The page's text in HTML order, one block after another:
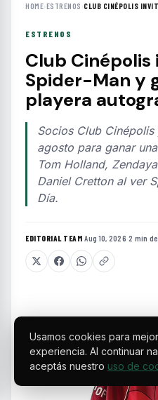
HOME›ESTRENOS ›CLUB CINÉPOLIS
ESTRENOS
Club
Spider-Man y
playera
Socios Club
agosto para ganar
Tom Holland,
Daniel Cretton al ver
Día.
EDITORIAL TEAM·Aug 10, 2026·2 min
Usamos cookies para
experiencia. Al continuar
aceptás nuestro uso de